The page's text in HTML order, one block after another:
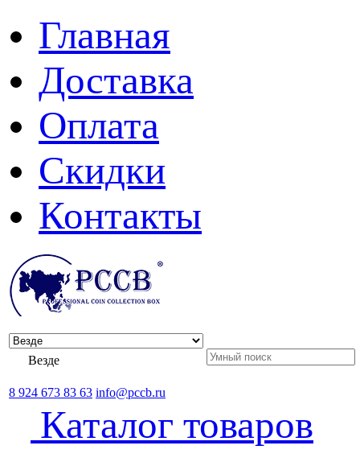
Главная
Доставка
Оплата
Скидки
Контакты
Везде
8 924 673 83 63 info@pccb.ru
Каталог товаров